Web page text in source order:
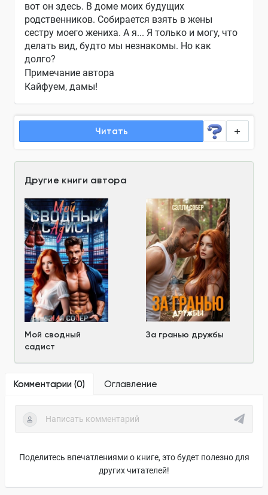
вот он здесь. В доме моих будущих
родственников. Собирается взять в жены
сестру моего жениха. А я... Я только и могу, что
делать вид, будто мы незнакомы. Но как
долго?
Примечание автора
Кайфуем, дамы!
Читать
Другие книги автора
Мой сводный
садист
За гранью дружбы
Комментарии (0) Оглавление
Поделитесь впечатлениями о книге, это будет полезно для
других читателей!